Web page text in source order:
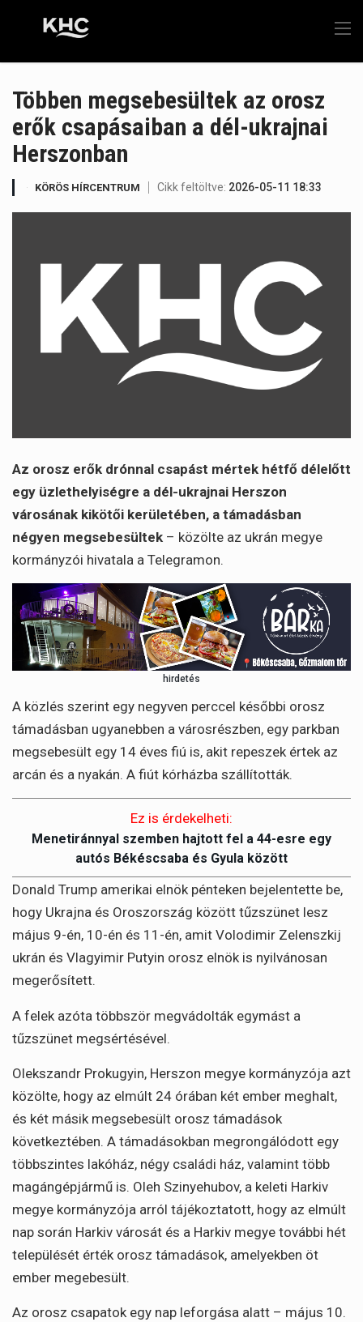
Többen megsebesültek az orosz
erők csapásaiban a dél-ukrajnai
Herszonban
KÖRÖS HÍRCENTRUM Cikk feltöltve: 2026-05-11 18:33
Az orosz erők drónnal csapást mértek hétfő délelőtt
egy üzlethelyiségre a dél-ukrajnai Herszon
városának kikötői kerületében, a támadásban
négyen megsebesültek – közölte az ukrán megye
kormányzói hivatala a Telegramon.
hirdetés
A közlés szerint egy negyven perccel későbbi orosz
támadásban ugyanebben a városrészben, egy parkban
megsebesült egy 14 éves fiú is, akit repeszek értek az
arcán és a nyakán. A fiút kórházba szállították.
Ez is érdekelheti:
Menetiránnyal szemben hajtott fel a 44-esre egy
autós Békéscsaba és Gyula között
Donald Trump amerikai elnök pénteken bejelentette be,
hogy Ukrajna és Oroszország között tűzszünet lesz
május 9-én, 10-én és 11-én, amit Volodimir Zelenszkij
ukrán és Vlagyimir Putyin orosz elnök is nyilvánosan
megerősített.
A felek azóta többször megvádolták egymást a
tűzszünet megsértésével.
Olekszandr Prokugyin, Herszon megye kormányzója azt
közölte, hogy az elmúlt 24 órában két ember meghalt,
és két másik megsebesült orosz támadások
következtében. A támadásokban megrongálódott egy
többszintes lakóház, négy családi ház, valamint több
magángépjármű is. Oleh Szinyehubov, a keleti Harkiv
megye kormányzója arról tájékoztatott, hogy az elmúlt
nap során Harkiv városát és a Harkiv megye további hét
települését érték orosz támadások, amelyekben öt
ember megebesült.
Az orosz csapatok egy nap leforgása alatt – május 10.